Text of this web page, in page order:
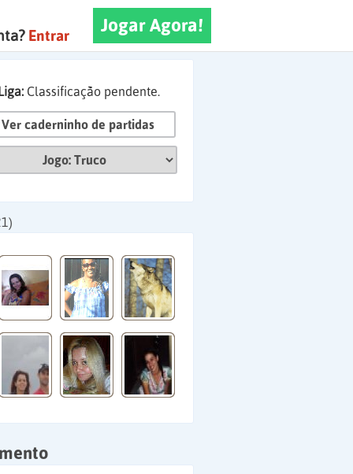
Jogar Agora!
Entrar
Classificação pendente.
Ver caderninho de partidas